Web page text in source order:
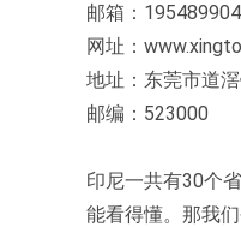
邮箱：
网址：
地址：东莞市道
邮编：523000
印尼一共有30个
能看得懂。那我